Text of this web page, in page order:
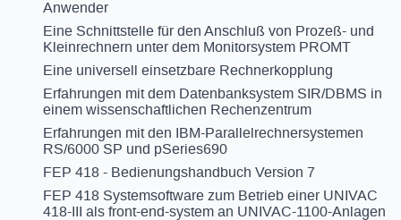
Anwender
Eine Schnittstelle für den Anschluß von Prozeß- und
Kleinrechnern unter dem Monitorsystem PROMT
Eine universell einsetzbare Rechnerkopplung
Erfahrungen mit dem Datenbanksystem SIR/DBMS in
einem wissenschaftlichen Rechenzentrum
Erfahrungen mit den IBM-Parallelrechnersystemen
RS/6000 SP und pSeries690
FEP 418 - Bedienungshandbuch Version 7
FEP 418 Systemsoftware zum Betrieb einer UNIVAC
418-III als front-end-system an UNIVAC-1100-Anlagen